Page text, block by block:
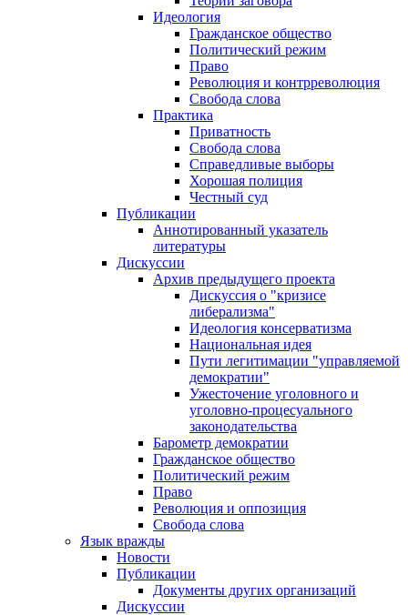
Идеология
Гражданское общество
Политический режим
Право
Революция и контрреволюция
Свобода слова
Практика
Приватность
Свобода слова
Справедливые выборы
Хорошая полиция
Честный суд
Публикации
Аннотированный указатель
литературы
Дискуссии
Архив предыдущего проекта
Дискуссия о "кризисе
либерализма"
Идеология консерватизма
Национальная идея
Пути легитимации "управляемой
демократии"
Ужесточение уголовного и
уголовно-процесуального
законодательства
Барометр демократии
Гражданское общество
Политический режим
Право
Революция и оппозиция
Свобода слова
Язык вражды
Новости
Публикации
Документы других организаций
Дискуссии